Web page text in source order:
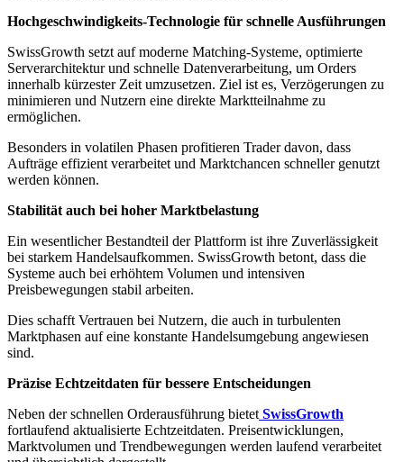
Hochgeschwindigkeits-Technologie für schnelle Ausführungen
SwissGrowth setzt auf moderne Matching-Systeme, optimierte
Serverarchitektur und schnelle Datenverarbeitung, um Orders
innerhalb kürzester Zeit umzusetzen. Ziel ist es, Verzögerungen zu
minimieren und Nutzern eine direkte Marktteilnahme zu
ermöglichen.
Besonders in volatilen Phasen profitieren Trader davon, dass
Aufträge effizient verarbeitet und Marktchancen schneller genutzt
werden können.
Stabilität auch bei hoher Marktbelastung
Ein wesentlicher Bestandteil der Plattform ist ihre Zuverlässigkeit
bei starkem Handelsaufkommen. SwissGrowth betont, dass die
Systeme auch bei erhöhtem Volumen und intensiven
Preisbewegungen stabil arbeiten.
Dies schafft Vertrauen bei Nutzern, die auch in turbulenten
Marktphasen auf eine konstante Handelsumgebung angewiesen
sind.
Präzise Echtzeitdaten für bessere Entscheidungen
Neben der schnellen Orderausführung bietet SwissGrowth
fortlaufend aktualisierte Echtzeitdaten. Preisentwicklungen,
Marktvolumen und Trendbewegungen werden laufend verarbeitet